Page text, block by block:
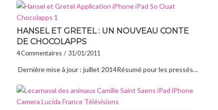
HANSEL ET GRETEL : UN NOUVEAU CONTE
DE CHOCOLAPPS
4 Commentaires / 31/01/2011
Dernière mise à jour : juillet 2014Résumé pour les pressés…